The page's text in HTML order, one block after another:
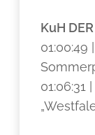
KuH
01:00:49 |
01:06:31